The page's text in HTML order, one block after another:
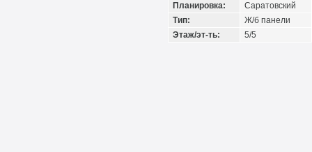
Планировка:
Саратовский
Тип:
Ж/б панели
Этаж/эт-ть:
5/5